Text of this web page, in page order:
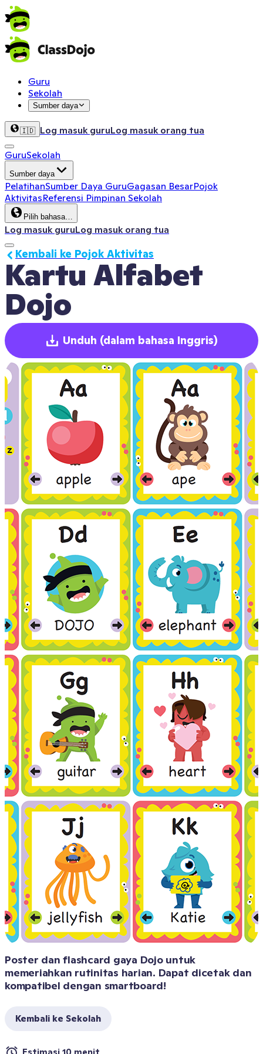
Guru
Sekolah
Sumber daya
🇮🇩 Log masuk guruLog masuk orang tua
GuruSekolah
Sumber daya
PelatihanSumber Daya GuruGagasan BesarPojok
AktivitasReferensi Pimpinan Sekolah
Pilih bahasa…
Log masuk guruLog masuk orang tua
Kartu Alfabet
Dojo
Kembali ke Pojok Aktivitas
Unduh (dalam bahasa Inggris)
Poster dan flashcard gaya Dojo untuk
memeriahkan rutinitas harian. Dapat dicetak dan
kompatibel dengan smartboard!
Kembali ke Sekolah